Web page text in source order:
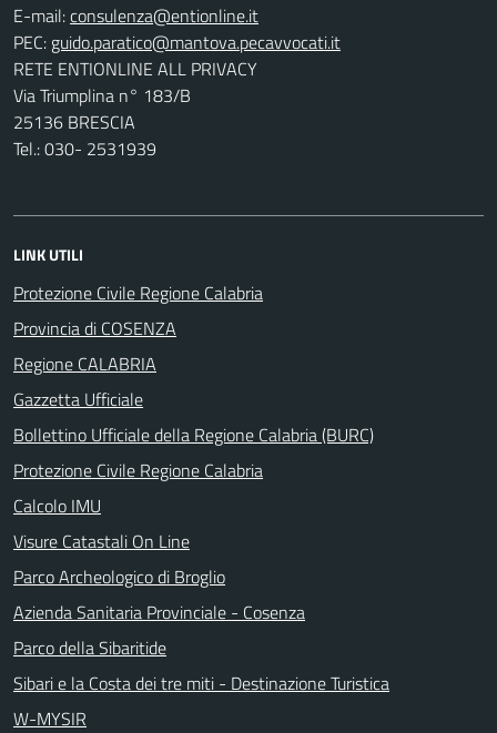
E-mail:
PEC:
RETE ENTIONLINE ALL PRIVACY
Via Triumplina n° 183/B
25136 BRESCIA
Tel.: 030- 2531939
LINK UTILI
Protezione Civile Regione Calabria
Provincia di COSENZA
Regione CALABRIA
Gazzetta Ufficiale
Bollettino Ufficiale della Regione Calabria (BURC)
Protezione Civile Regione Calabria
Calcolo IMU
Visure Catastali On Line
Parco Archeologico di Broglio
Azienda Sanitaria Provinciale - Cosenza
Parco della Sibaritide
Sibari e la Costa dei tre miti - Destinazione Turistica
W-MYSIR